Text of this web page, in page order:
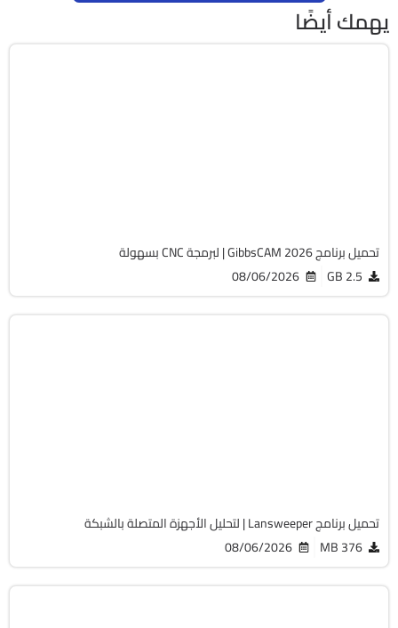
يهمك أيضًا
تحميل برنامج GibbsCAM 2026 | لبرمجة CNC بسهولة
2.5 GB
08/06/2026
تحميل برنامج Lansweeper | لتحليل الأجهزة المتصلة بالشبكة
376 MB
08/06/2026